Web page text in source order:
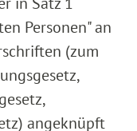
Personen" an
(zum
angeknüpft